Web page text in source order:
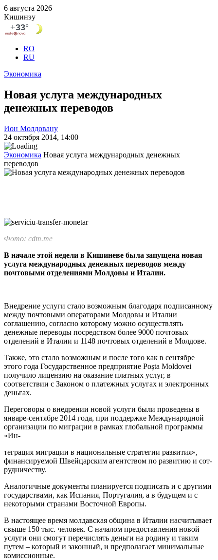
6 августа 2026
Кишинэу
RO
RU
Экономика
Новая услуга международных
денежных переводов
Ион Молдовану
24 октября 2014, 14:00
Экономика Новая услуга международных денежных
переводов
Фото: cdm.me
В начале этой недели в Кишиневе была за­пущена новая
услуга международных де­нежных переводов между
почтовыми от­делениями Молдовы и Италии.
Внедрение услуги стало возможным благода­ря подписанному
между почтовыми операторами Молдовы и Италии
соглашению, согласно которо­му можно осуществлять
денежные переводы пос­редством более 9000 почтовых
отделений в Ита­лии и 1148 почтовых отделений в Молдове.
Также, это стало возможным и после того как в сентябре
этого года Государственное предпри­ятие Poşta Moldovei
получило лицензию на ока­зание платных услуг, в
соответствии с Законом о платежных услугах и электронных
деньгах.
Переговоры о внедрении новой услуги были проведены в
январе-сентябре 2014 года, при под­держке Международной
организации по миг­рации в рамках глобальной программы
«Ин-
теграция миграции в национальные стратегии развития»,
финансируемой Швейцарским агент­ством по развитию и сот-
рудничеству.
Аналогичные документы планируется под­писать и с другими
государствами, как Испания, Португалия, а в будущем и с
некоторыми страна­ми Восточной Европы.
В настоящее время молдавская община в Ита­лии насчитывает
свыше 150 тыс. человек. С нача­лом предоставления новой
услуги они смогут пе­речислять деньги на родину и таким
путем – ко­торый и законный, и предполагает минимальные
комиссионные.